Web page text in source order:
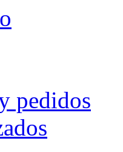
pedidos